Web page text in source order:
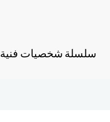
سلسلة شخصيات فنية